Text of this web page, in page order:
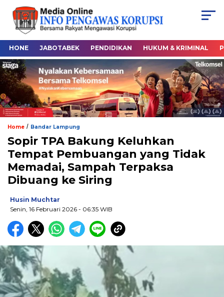
HONE JABOTABEK PENDIDIKAN HUKUM & KRIMINAL
Home / Bandar Lampung
Sopir TPA Bakung Keluhkan
Tempat Pembuangan yang Tidak
Memadai, Sampah Terpaksa
Dibuang ke Siring
Husin Muchtar
Senin, 16 Februari 2026 - 06:35 WIB